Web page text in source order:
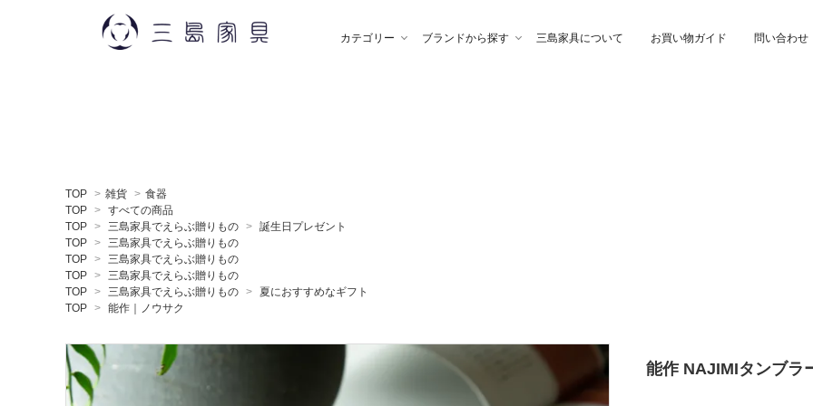
カテゴリー
デスク
ミラー
ブランドから探す
薫玉堂
神藤タオル
三島家具について お買い物ガイド 問い合わせ
TOP > 雑貨 > 食器
TOP > すべての商品
TOP > 三島家具でえらぶ贈りもの > 誕生日プレゼント
TOP > 三島家具でえらぶ贈りもの
TOP > 三島家具でえらぶ贈りもの
TOP > 三島家具でえらぶ贈りもの
TOP > 三島家具でえらぶ贈りもの > 夏におすすめなギフト
TOP > 能作｜ノウサク
能作 NAJIMIタンブラ